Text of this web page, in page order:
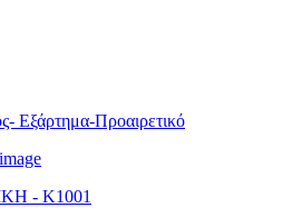
Εξάρτημα-Προαιρετικό
- K1001